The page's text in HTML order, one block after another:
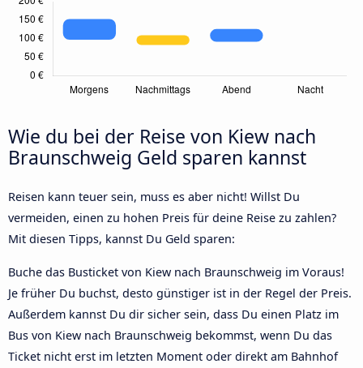
Wie du bei der Reise von Kiew nach
Braunschweig Geld sparen kannst
Reisen kann teuer sein, muss es aber nicht! Willst Du
vermeiden, einen zu hohen Preis für deine Reise zu zahlen?
Mit diesen Tipps, kannst Du Geld sparen:
Buche das Busticket von Kiew nach Braunschweig im Voraus!
Je früher Du buchst, desto günstiger ist in der Regel der Preis.
Außerdem kannst Du dir sicher sein, dass Du einen Platz im
Bus von Kiew nach Braunschweig bekommst, wenn Du das
Ticket nicht erst im letzten Moment oder direkt am Bahnhof